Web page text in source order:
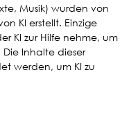
Musik) wurden von
KI erstellt. Einzige
KI zur Hilfe nehme, um
Inhalte dieser
werden, um KI zu